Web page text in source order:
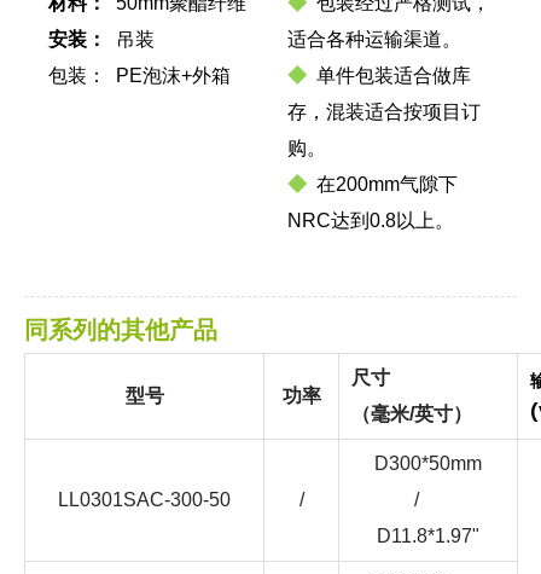
安装：
吊装
包装： PE泡沫+外箱
适合各种运输渠道。
◆单件包装适合做库
存，混装适合按项目订
购。
◆在200mm气隙下
NRC达到0.8以上。
同系列的其他产品
型号 功率
尺寸
（毫米/英寸）
LL0301SAC-300-50 /
D300*50mm
/
D11.8*1.97"